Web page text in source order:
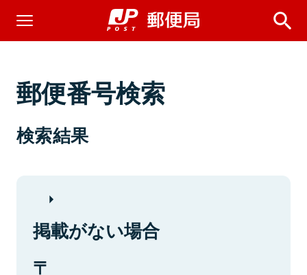
郵便番号検索
検索結果
掲載がない場合